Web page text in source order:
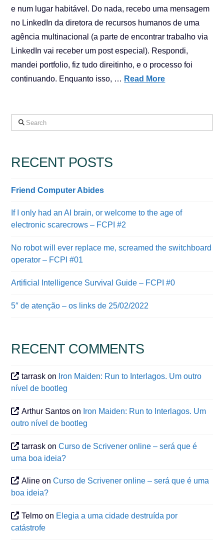
e num lugar habitável. Do nada, recebo uma mensagem
no LinkedIn da diretora de recursos humanos de uma
agência multinacional (a parte de encontrar trabalho via
LinkedIn vai receber um post especial). Respondi,
mandei portfolio, fiz tudo direitinho, e o processo foi
continuando. Enquanto isso, … Read More
Search
RECENT POSTS
Friend Computer Abides
If I only had an AI brain, or welcome to the age of
electronic scarecrows – FCPI #2
No robot will ever replace me, screamed the switchboard
operator – FCPI #01
Artificial Intelligence Survival Guide – FCPI #0
5″ de atenção – os links de 25/02/2022
RECENT COMMENTS
tarrask on Iron Maiden: Run to Interlagos. Um outro
nível de bootleg
Arthur Santos on Iron Maiden: Run to Interlagos. Um
outro nível de bootleg
tarrask onCurso de Scrivener online – será que é
uma boa ideia?
Aline onCurso de Scrivener online – será que é uma
boa ideia?
Telmo on Elegia a uma cidade destruída por
catástrofe